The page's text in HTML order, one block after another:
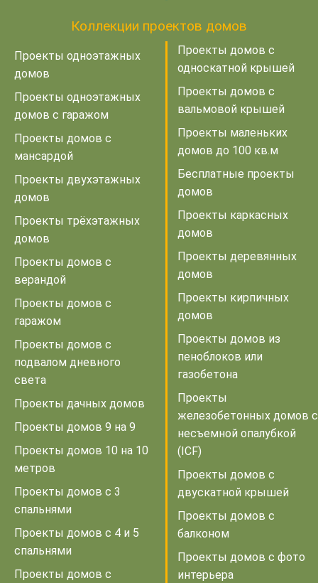
Коллекции проектов домов
Проекты одноэтажных
домов
Проекты одноэтажных
домов с гаражом
Проекты домов с
мансардой
Проекты двухэтажных
домов
Проекты трёхэтажных
домов
Проекты домов с
верандой
Проекты домов с
гаражом
Проекты домов с
подвалом дневного
света
Проекты дачных домов
Проекты домов 9 на 9
Проекты домов 10 на 10
метров
Проекты домов с 3
спальнями
Проекты домов с 4 и 5
спальнями
Проекты домов с
Проекты домов с
односкатной крышей
Проекты домов с
вальмовой крышей
Проекты маленьких
домов до 100 кв.м
Бесплатные проекты
домов
Проекты каркасных
домов
Проекты деревянных
домов
Проекты кирпичных
домов
Проекты домов из
пеноблоков или
газобетона
Проекты
железобетонных домов с
несъемной опалубкой
(ICF)
Проекты домов с
двускатной крышей
Проекты домов с
балконом
Проекты домов с фото
интерьера